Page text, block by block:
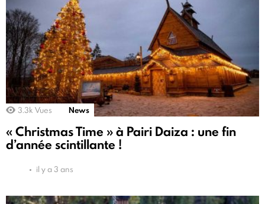
3.3k Vues News
« Christmas Time » à Pairi Daiza : une fin
d’année scintillante !
il y a 3 ans